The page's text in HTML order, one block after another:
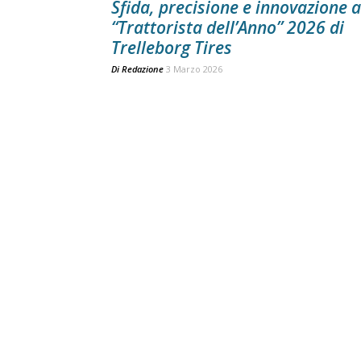
Sfida, precisione e innovazione
“Trattorista dell’Anno” 2026 di
Trelleborg Tires
Di Redazione 3 Marzo 2026